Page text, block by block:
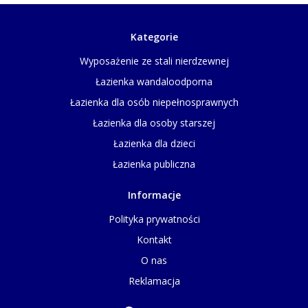
Kategorie
Wyposażenie ze stali nierdzewnej
Łazienka wandaloodporna
Łazienka dla osób niepełnosprawnych
Łazienka dla osoby starszej
Łazienka dla dzieci
Łazienka publiczna
Informacje
Polityka prywatności
Kontakt
O nas
Reklamacja